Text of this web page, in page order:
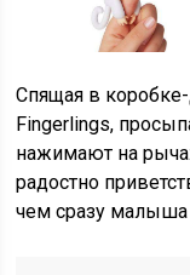
Спящая в
Fingerlings,
нажимают на
радостно
чем сразу малыша